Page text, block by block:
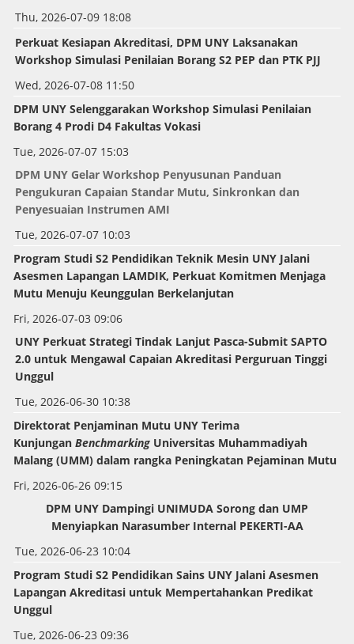
Thu, 2026-07-09 18:08
Perkuat Kesiapan Akreditasi, DPM UNY Laksanakan
Workshop Simulasi Penilaian Borang S2 PEP dan PTK PJJ
Wed, 2026-07-08 11:50
DPM UNY Selenggarakan WorkshopSimulasi Penilaian
Borang 4 Prodi D4 Fakultas Vokasi
Tue, 2026-07-07 15:03
DPM UNY Gelar Workshop Penyusunan Panduan
Pengukuran Capaian Standar Mutu, Sinkronkan dan
Penyesuaian Instrumen AMI
Tue, 2026-07-07 10:03
Program Studi S2 Pendidikan Teknik Mesin UNY Jalani
Asesmen Lapangan LAMDIK, Perkuat Komitmen Menjaga
Mutu Menuju Keunggulan Berkelanjutan
Fri, 2026-07-03 09:06
UNY Perkuat Strategi Tindak Lanjut Pasca-Submit SAPTO
2.0 untuk Mengawal Capaian Akreditasi Perguruan Tinggi
Unggul
Tue, 2026-06-30 10:38
Direktorat Penjaminan Mutu UNY Terima
Kunjungan BenchmarkingUniversitas Muhammadiyah
Malang (UMM) dalam rangka Peningkatan Pejaminan Mutu
Fri, 2026-06-26 09:15
DPM UNY Dampingi UNIMUDA Sorong dan UMP
Menyiapkan Narasumber Internal PEKERTI-AA
Tue, 2026-06-23 10:04
Program Studi S2 Pendidikan Sains UNY Jalani Asesmen
Lapangan Akreditasi untuk Mempertahankan Predikat
Unggul
Tue, 2026-06-23 09:36